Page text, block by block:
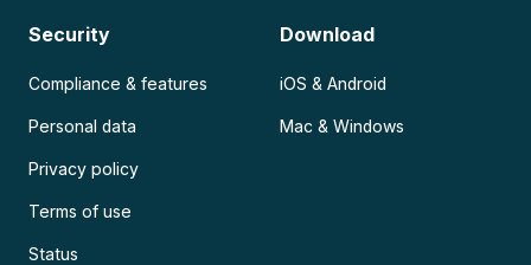
Security
Compliance & features
Personal data
Privacy policy
Terms of use
Status
Download
iOS & Android
Mac & Windows